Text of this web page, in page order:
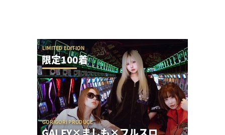
ユニバが「次回」という意味深画像をアップ！バ
ジリスクシリーズくるか？